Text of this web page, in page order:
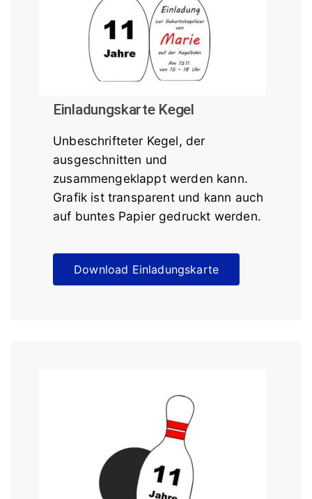
Einladungskarte Kegel
Unbeschrifteter Kegel, der
ausgeschnitten und
zusammengeklappt werden kann.
Grafik ist transparent und kann auch
auf buntes Papier gedruckt werden.
Download Einladungskarte